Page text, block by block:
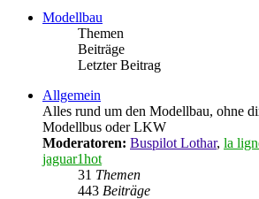
Modellbau
Themen
Beiträge
Letzter Beitrag
Allgemein
Alles rund um den Modellbau, ohne
Modellbus oder LKW
Moderatoren: Buspilot Lothar, la
jaguar1hot
31 Themen
443 Beiträge